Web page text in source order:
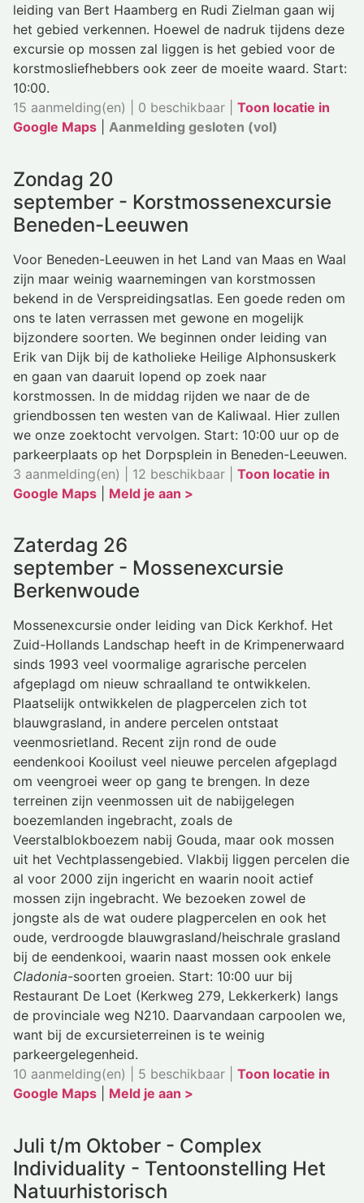
leiding van Bert Haamberg en Rudi Zielman gaan wij
het gebied verkennen. Hoewel de nadruk tijdens deze
excursie op mossen zal liggen is het gebied voor de
korstmosliefhebbers ook zeer de moeite waard. Start:
10:00.
15 aanmelding(en) | 0 beschikbaar | Toon locatie in
Google Maps
Aanmelding gesloten (vol)
Zondag 20
september - Korstmossenexcursie
Beneden-Leeuwen
Voor Beneden-Leeuwen in het Land van Maas en Waal
zijn maar weinig waarnemingen van korstmossen
bekend in de Verspreidingsatlas. Een goede reden om
ons te laten verrassen met gewone en mogelijk
bijzondere soorten. We beginnen onder leiding van
Erik van Dijk bij de katholieke Heilige Alphonsuskerk
en gaan van daaruit lopend op zoek naar
korstmossen. In de middag rijden we naar de de
griendbossen ten westen van de Kaliwaal. Hier zullen
we onze zoektocht vervolgen. Start: 10:00 uur op de
parkeerplaats op het Dorpsplein in Beneden-Leeuwen.
3 aanmelding(en) | 12 beschikbaar | Toon locatie in
Google Maps
Meld je aan >
Zaterdag 26
september - Mossenexcursie
Berkenwoude
Mossenexcursie onder leiding van Dick Kerkhof. Het
Zuid-Hollands Landschap heeft in de Krimpenerwaard
sinds 1993 veel voormalige agrarische percelen
afgeplagd om nieuw schraalland te ontwikkelen.
Plaatselijk ontwikkelen de plagpercelen zich tot
blauwgrasland, in andere percelen ontstaat
veenmosrietland. Recent zijn rond de oude
eendenkooi Kooilust veel nieuwe percelen afgeplagd
om veengroei weer op gang te brengen. In deze
terreinen zijn veenmossen uit de nabijgelegen
boezemlanden ingebracht, zoals de
Veerstalblokboezem nabij Gouda, maar ook mossen
uit het Vechtplassengebied. Vlakbij liggen percelen die
al voor 2000 zijn ingericht en waarin nooit actief
mossen zijn ingebracht. We bezoeken zowel de
jongste als de wat oudere plagpercelen en ook het
oude, verdroogde blauwgrasland/heischrale grasland
bij de eendenkooi, waarin naast mossen ook enkele
Cladonia-soorten groeien. Start: 10:00 uur bij
Restaurant De Loet (Kerkweg 279, Lekkerkerk) langs
de provinciale weg N210. Daarvandaan carpoolen we,
want bij de excursieterreinen is te weinig
parkeergelegenheid.
10 aanmelding(en) | 5 beschikbaar | Toon locatie in
Google Maps
Meld je aan >
Juli t/m Oktober - Complex
Individuality - Tentoonstelling Het
Natuurhistorisch